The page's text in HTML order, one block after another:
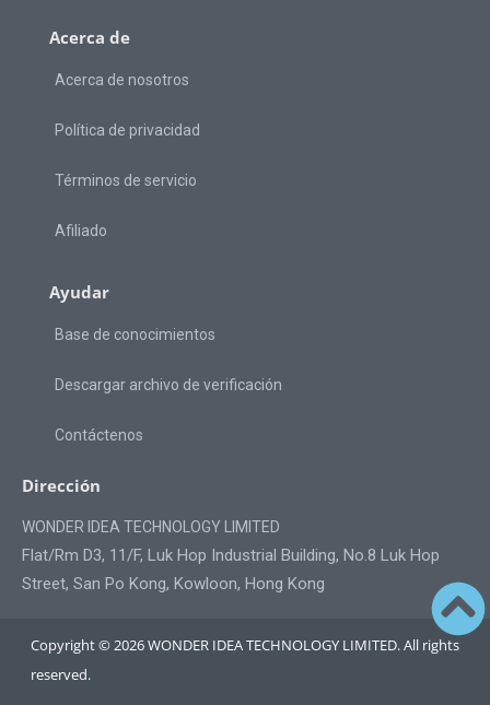
Acerca de
Acerca de nosotros
Política de privacidad
Términos de servicio
Afiliado
Ayudar
Base de conocimientos
Descargar archivo de verificación
Contáctenos
Dirección
WONDER IDEA TECHNOLOGY LIMITED
Flat/Rm D3, 11/F, Luk Hop Industrial Building, No.8 Luk Hop
Street, San Po Kong, Kowloon, Hong Kong
Copyright © 2026 WONDER IDEA TECHNOLOGY LIMITED. All rights
reserved.